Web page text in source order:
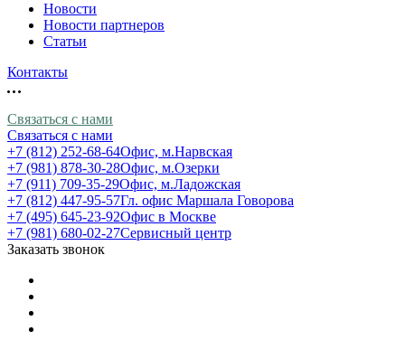
Новости
Новости партнеров
Статьи
Контакты
Связаться с нами
Связаться с нами
+7 (812) 252-68-64Офис, м.Нарвская
+7 (981) 878-30-28Офис, м.Озерки
+7 (911) 709-35-29Офис, м.Ладожская
+7 (812) 447-95-57Гл. офис Маршала Говорова
+7 (495) 645-23-92Офис в Москве
+7 (981) 680-02-27Сервисный центр
Заказать звонок